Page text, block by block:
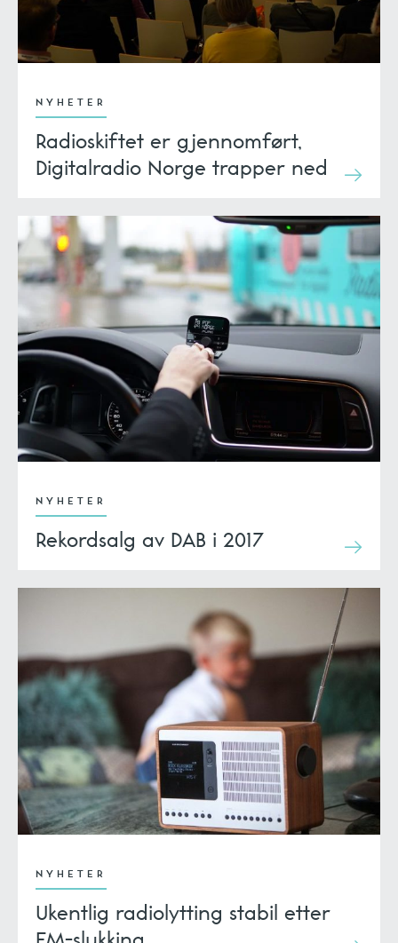
NYHETER
Radioskiftet er gjennomført,
Digitalradio Norge trapper ned
NYHETER
Rekordsalg av DAB i 2017
NYHETER
Ukentlig radiolytting stabil etter